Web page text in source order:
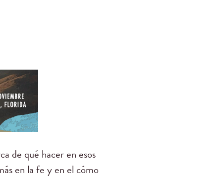
de qué hacer en esos
en la fe y en el cómo